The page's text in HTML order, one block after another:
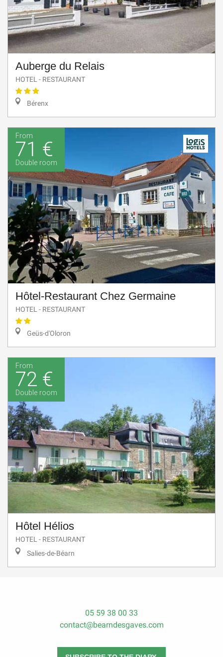
Auberge du Relais
HOTEL - RESTAURANT
Bérenx
From
71 €
Double room
Hôtel-Restaurant Chez Germaine
HOTEL - RESTAURANT
Geüs-d'Oloron
From
72 €
Double room
Hôtel Hélios
HOTEL - RESTAURANT
Salies-de-Béarn
05 59 38 00 33
contact@bearndesgaves.com